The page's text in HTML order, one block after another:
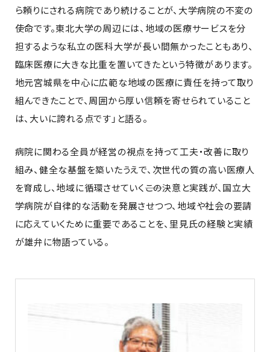
ら頼りにされる病院であり続けることが、大学病院の不変の
使命です。東北大学の周辺には、地域の医療サービスを分
担するような私立の医科大学が長い間無かったこともあり、
臨床医療に大きな比重を置いてきたという特徴があります。
地元宮城県を中心に広範な地域の医療に責任を持って取り
組んできたことで、周囲から厚い信頼を寄せられていること
は、大いに誇れる点です」と語る。
病院に関わる全員が経営の視点を持って工夫・改善に取り
組み、健全な基盤を築いたうえで、次世代の質の高い医療人
を育成し、地域に循環させていく――この決意と実践が、国立大
学病院が自律的な活動を発展させつつ、地域や社会の要請
に応えていくために重要であることを、里見氏の経験と実績
が雄弁に物語っている。